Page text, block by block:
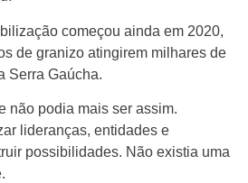
começou ainda em 2020,
de granizo atingirem milhares de
Serra Gaúcha.
não podia mais ser assim.
lideranças, entidades e
possibilidades. Não existia uma